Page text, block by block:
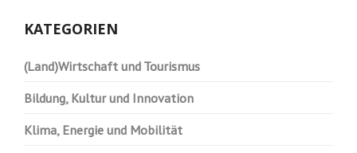
KATEGORIEN
(Land)Wirtschaft und Tourismus
Bildung, Kultur und Innovation
Klima, Energie und Mobilität